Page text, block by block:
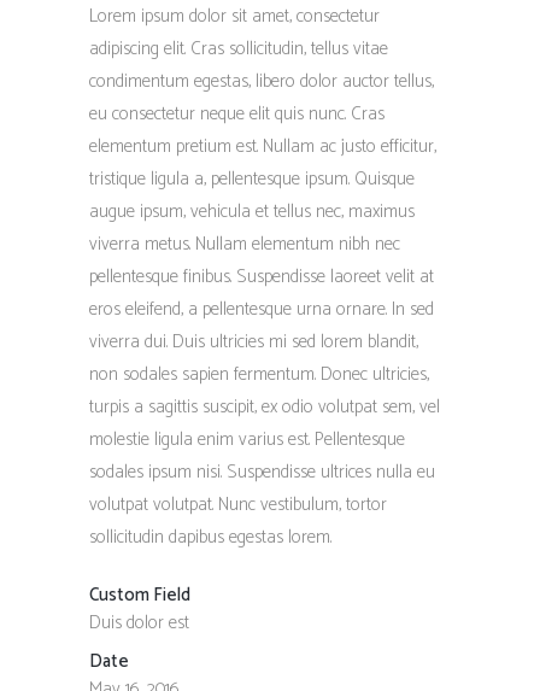
Lorem ipsum dolor sit amet, consectetur
adipiscing elit. Cras sollicitudin, tellus vitae
condimentum egestas, libero dolor auctor tellus,
eu consectetur neque elit quis nunc. Cras
elementum pretium est. Nullam ac justo efficitur,
tristique ligula a, pellentesque ipsum. Quisque
augue ipsum, vehicula et tellus nec, maximus
viverra metus. Nullam elementum nibh nec
pellentesque finibus. Suspendisse laoreet velit at
eros eleifend, a pellentesque urna ornare. In sed
viverra dui. Duis ultricies mi sed lorem blandit,
non sodales sapien fermentum. Donec ultricies,
turpis a sagittis suscipit, ex odio volutpat sem, vel
molestie ligula enim varius est. Pellentesque
sodales ipsum nisi. Suspendisse ultrices nulla eu
volutpat volutpat. Nunc vestibulum, tortor
sollicitudin dapibus egestas lorem.
Custom Field
Duis dolor est
Date